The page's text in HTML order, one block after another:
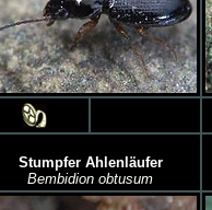
Stumpfer Ahlenläufer
Bembidion obtusum